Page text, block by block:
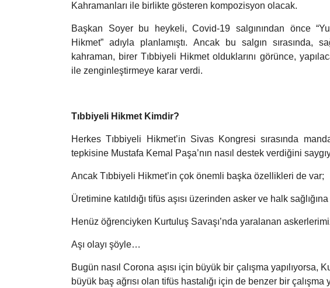
Kahramanları ile birlikte gösteren kompozisyon olacak.
Başkan Soyer bu heykeli, Covid-19 salgınından önce
Hikmet” adıyla planlamıştı. Ancak bu salgın sırasında,
kahraman, birer Tıbbiyeli Hikmet olduklarını görünce,
ile zenginleştirmeye karar verdi.
Tıbbiyeli Hikmet Kimdir?
Herkes Tıbbiyeli Hikmet’in Sivas Kongresi sırasında
tepkisine Mustafa Kemal Paşa’nın nasıl destek verdiğini
Ancak Tıbbiyeli Hikmet’in çok önemli başka özellikleri de var;
Üretimine katıldığı tifüs aşısı üzerinden asker ve halk
Henüz öğrenciyken Kurtuluş Savaşı’nda yaralanan
Aşı olayı şöyle…
Bugün nasıl Corona aşısı için büyük bir çalışma yapılıyorsa,
büyük baş ağrısı olan tifüs hastalığı için de benzer bir çalışma